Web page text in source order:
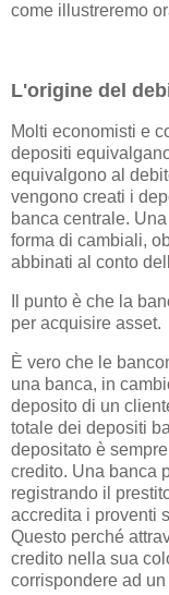
come illustreremo
L'origine del
Molti economisti e
depositi
equivalgono al
vengono creati i
banca centrale.
forma di cambiali,
abbinati al conto
Il punto è che la
per acquisire asset.
È vero che le
una banca, in
deposito di un
totale dei depositi
depositato è
credito. Una banca
registrando il
accredita i proventi
Questo perché
credito nella sua
corrispondere ad